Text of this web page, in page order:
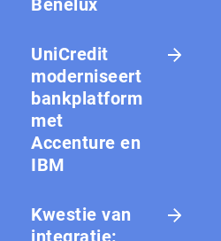
Benelux
UniCredit
moderniseert
bankplatform
met
Accenture en
IBM
Kwestie van
integratie: